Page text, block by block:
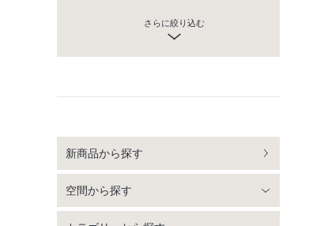
さらに絞り込む
新商品から探す
空間から探す